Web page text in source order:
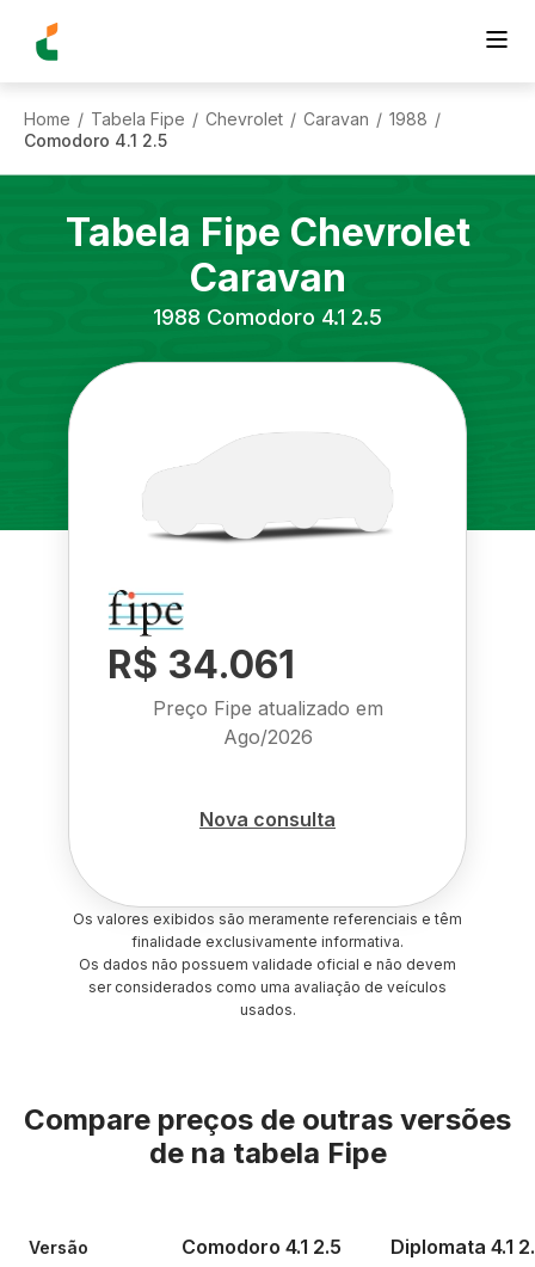
Home / Tabela Fipe / Chevrolet / Caravan / 1988 /
Comodoro 4.1 2.5
Tabela Fipe Chevrolet
Caravan
1988 Comodoro 4.1 2.5
R$ 34.061
Preço Fipe atualizado em
Ago/2026
Nova consulta
Os valores exibidos são meramente referenciais e têm
finalidade exclusivamente informativa.
Os dados não possuem validade oficial e não devem
ser considerados como uma avaliação de veículos
usados.
Compare preços de outras versões
de na tabela Fipe
Versão Comodoro 4.1 2.5 Diplomata 4.1